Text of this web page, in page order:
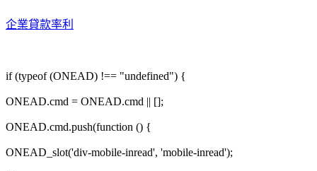
企業貸款率利
if (typeof (ONEAD) !== "undefined") {
ONEAD.cmd = ONEAD.cmd || [];
ONEAD.cmd.push(function () {
ONEAD_slot('div-mobile-inread', 'mobile-inread');